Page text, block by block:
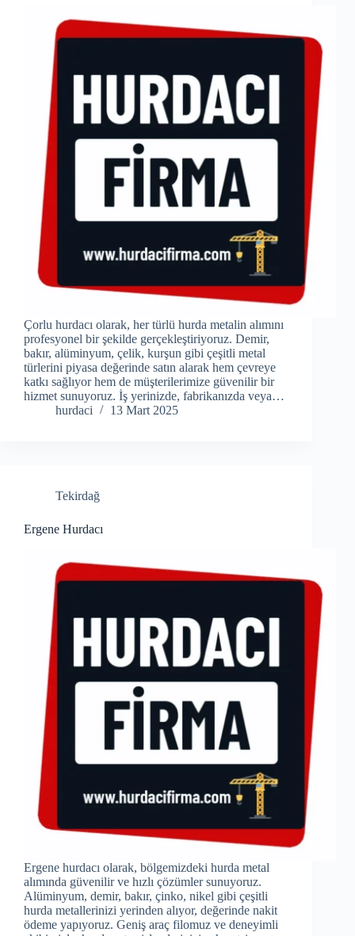
Çorlu hurdacı olarak, her türlü hurda metalin alımını
profesyonel bir şekilde gerçekleştiriyoruz. Demir,
bakır, alüminyum, çelik, kurşun gibi çeşitli metal
türlerini piyasa değerinde satın alarak hem çevreye
katkı sağlıyor hem de müşterilerimize güvenilir bir
hizmet sunuyoruz. İş yerinizde, fabrikanızda veya…
hurdaci
13 Mart 2025
Tekirdağ
Ergene Hurdacı
Ergene hurdacı olarak, bölgemizdeki hurda metal
alımında güvenilir ve hızlı çözümler sunuyoruz.
Alüminyum, demir, bakır, çinko, nikel gibi çeşitli
hurda metallerinizi yerinden alıyor, değerinde nakit
ödeme yapıyoruz. Geniş araç filomuz ve deneyimli